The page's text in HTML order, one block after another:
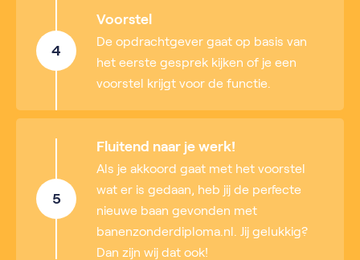
4
Voorstel
De opdrachtgever gaat op basis van
het eerste gesprek kijken of je een
voorstel krijgt voor de functie.
5
Fluitend naar je werk!
Als je akkoord gaat met het voorstel
wat er is gedaan, heb jij de perfecte
nieuwe baan gevonden met
banenzonderdiploma.nl. Jij gelukkig?
Dan zijn wij dat ook!